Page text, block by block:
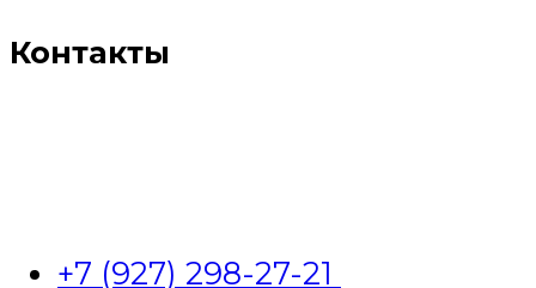
Контакты
+7 (927) 298-27-21